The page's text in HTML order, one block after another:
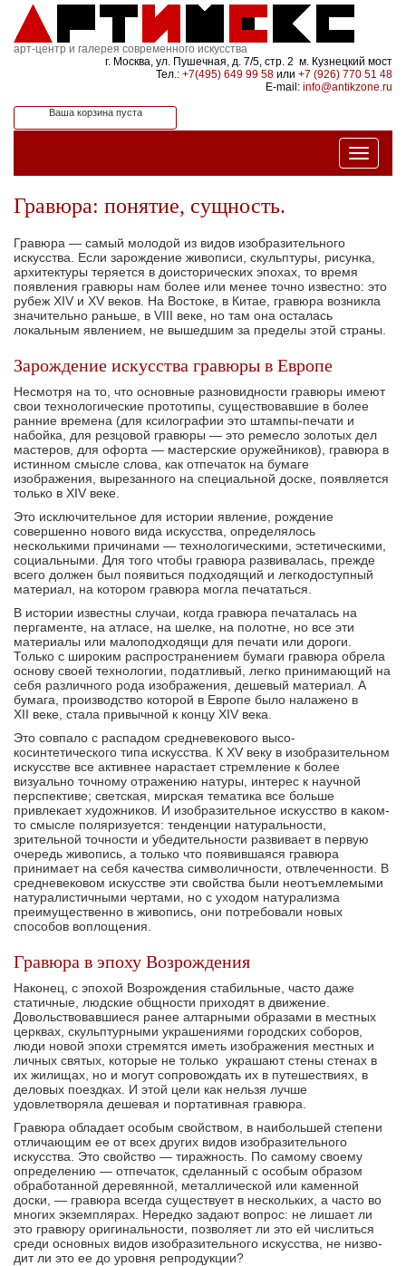
арт-центр и галерея современного искусства
г. Москва, ул. Пушечная, д. 7/5, стр. 2 м. Кузнецкий мост
Тел.: +7(495) 649 99 58 или +7 (926) 770 51 48
E-mail: info@antikzone.ru
Ваша корзина пуста
Гравюра: понятие, сущность.
Гравюра — самый молодой из видов изобра­зительного
искусства. Если зарождение живописи, скульптуры, рисунка,
архитектуры теряется в до­исторических эпохах, то время
появления гравюры нам более или менее точно известно: это
рубеж XIV и XV веков. На Востоке, в Китае, гравюра воз­никла
значительно раньше, в VIII веке, но там она осталась
локальным явлением, не вышедшим за пределы этой страны.
Зарождение искусства гравюры в Европе
Несмотря на то, что основные разновид­ности гравюры имеют
свои технологические прототипы, существовавшие в более
ранние времена (для ксилографии это штампы-печати и
набойка, для резцовой гравюры — это ремесло золотых дел
мастеров, для офорта — мастерские оружейников), гравюра в
истинном смысле слова, как отпечаток на бумаге
изображения, вырезанного на специальной доске, появляется
только в XIV веке.
Это исключительное для истории явление, рождение
совершенно нового вида искусства, опре­делялось
несколькими причинами — технологиче­скими, эстетическими,
социальными. Для того чтобы гравюра развивалась, прежде
всего должен был появиться подходящий и легкодоступный
ма­териал, на котором гравюра могла печататься.
В истории известны случаи, когда гравюра печата­лась на
пергаменте, на атласе, на шелке, на полот­не, но все эти
материалы или малоподходящи для печати или дороги.
Только с широким распространением бумаги гравюра обрела
основу своей тех­нологии, податливый, легко принимающий на
себя различного рода изображения, дешевый материал. А
бумага, производство которой в Европе было налажено в
XII веке, стала привычной к концу XIV века.
Это совпало с распадом средневекового высо­
косинтетического типа искусства. К XV веку в изо­бразительном
искусстве все активнее нарастает стремление к более
визуально точному отражению натуры, интерес к научной
перспективе; светская, мирская тематика все больше
привлекает худож­ников. И изобразительное искусство в каком-
то смысле поляризуется: тенденции натуральности,
зрительной точности и убедительности развивает в первую
очередь живопись, а только что появив­шаяся гравюра
принимает на себя качества симво­личности, отвлеченности. В
средневековом искус­стве эти свойства были неотъемлемыми
нату­ралистичными чертами, но с уходом натурализма
преимущественно в живопись, они потребовали новых
способов воплощения.
Гравюра в эпоху Возрождения
Наконец, с эпохой Возрождения стабильные, часто даже
статичные, людские общности прихо­дят в движение.
Довольствовавшиеся ранее алтар­ными образами в местных
церквах, скульптурны­ми украшениями городских соборов,
люди новой эпохи стремятся иметь изображения местных и
личных святых, которые не только украшают стены сте­нах в
их жилищах, но и могут сопровождать их в путешествиях, в
деловых поездках. И этой цели как нельзя лучше
удовлетворяла дешевая и порта­тивная гравюра.
Гравюра обладает особым свойством, в наи­большей степени
отличающим ее от всех других видов изобразительного
искусства. Это свойство — тиражность. По самому своему
определению — отпечаток, сделанный с особым образом
обрабо­танной деревянной, металлической или каменной
доски, — гравюра всегда существует в нескольких, а часто во
многих экземплярах. Нередко задают вопрос: не лишает ли
это гравюру оригинально­сти, позволяет ли это ей числиться
среди основных видов изобразительного искусства, не низво­
дит ли это ее до уровня репродукции?